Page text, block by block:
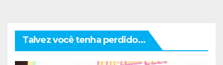
Talvez você tenha perdido...